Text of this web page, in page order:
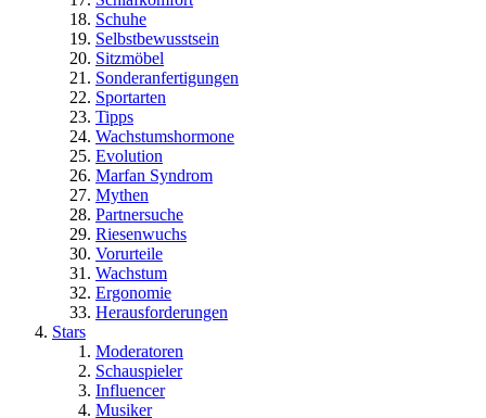
Schuhe
Selbstbewusstsein
Sitzmöbel
Sonderanfertigungen
Sportarten
Tipps
Wachstumshormone
Evolution
Marfan Syndrom
Mythen
Partnersuche
Riesenwuchs
Vorurteile
Wachstum
Ergonomie
Herausforderungen
Stars
Moderatoren
Schauspieler
Influencer
Musiker